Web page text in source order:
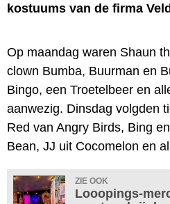
kostuums van de firma
Op maandag waren Shaun
clown Bumba, Buurman en
Bingo, een Troetelbeer en
aanwezig. Dinsdag volgden
Red van Angry Birds, Bing
Bean, JJ uit Cocomelon en
ZIE OOK
Looopings-